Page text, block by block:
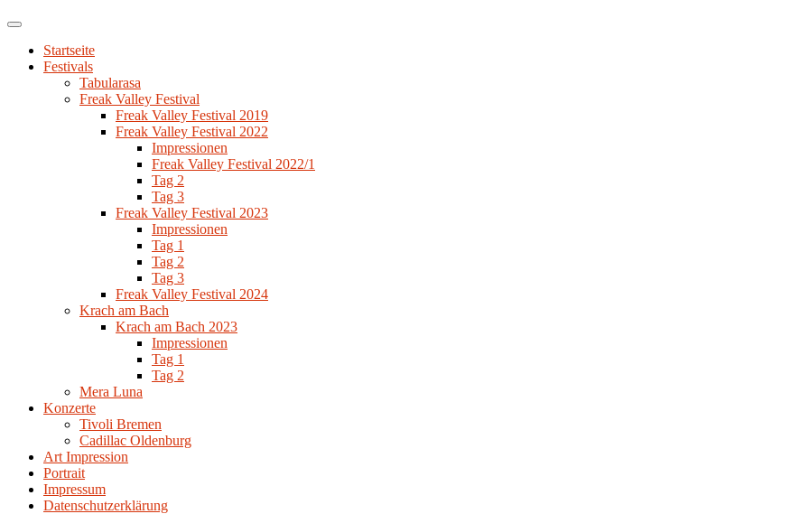
Startseite
Festivals
Tabularasa
Freak Valley Festival
Freak Valley Festival 2019
Freak Valley Festival 2022
Impressionen
Freak Valley Festival 2022/1
Tag 2
Tag 3
Freak Valley Festival 2023
Impressionen
Tag 1
Tag 2
Tag 3
Freak Valley Festival 2024
Krach am Bach
Krach am Bach 2023
Impressionen
Tag 1
Tag 2
Mera Luna
Konzerte
Tivoli Bremen
Cadillac Oldenburg
Art Impression
Portrait
Impressum
Datenschutzerklärung